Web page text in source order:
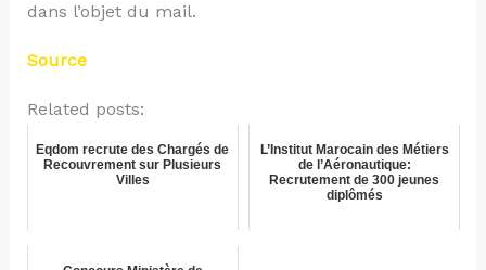
dans l’objet du mail.
Source
Related posts:
Eqdom recrute des Chargés de
Recouvrement sur Plusieurs
Villes
L’Institut Marocain des Métiers
de l’Aéronautique:
Recrutement de 300 jeunes
diplômés